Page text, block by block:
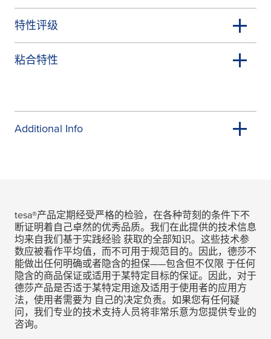
特性评级
粘合特性
Additional Info
tesa®产品定期经受严格的检验，在各种苛刻的条件下不
断证明着自己卓然的优秀品质。我们在此提供的技术信息
均来自我们基于实践经验 获取的全部知识。这些技术参
数应被看作平均值，而不可用于规范目的。因此，德莎不
能做出任何明确或者隐含的担保——包含但不仅限 于任何
隐含的商品保证或适用于某特定目标的保证。因此，对于
德莎产品是否适于某特定用途及适用于使用者的应用方
法，使用者需要为 自己的决定负责。如果您有任何疑
问，我们专业的技术支持人员将非常乐意为您提供专业的
咨询。